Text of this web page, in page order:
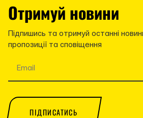
Отримуй новини
Підпишись та отримуй останні
пропозиції та сповіщення
ПІДПИСАТИСЬ